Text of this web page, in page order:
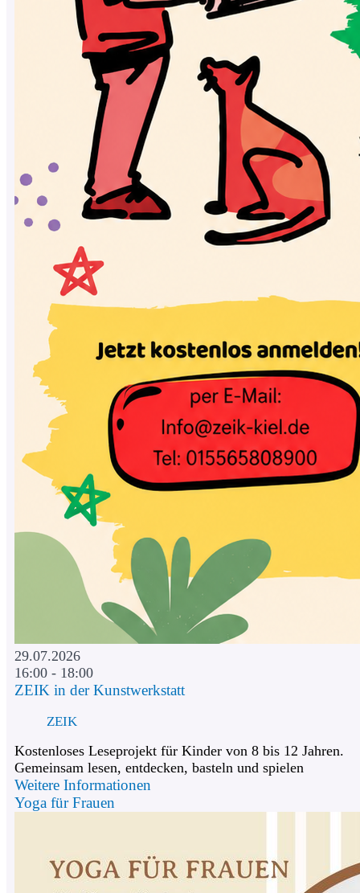
29.07.2026
16:00 - 18:00
ZEIK in der Kunstwerkstatt
ZEIK
Kostenloses Leseprojekt für Kinder von 8 bis 12 Jahren.
Gemeinsam lesen, entdecken, basteln und spielen
Weitere Informationen
Yoga für Frauen